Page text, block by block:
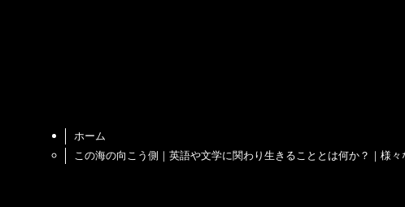
ホーム
この海の向こう側｜英語や文学に関わり生きることとは何か？｜様